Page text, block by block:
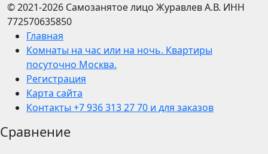
© 2021-2026 Самозанятое лицо Журавлев А.В. ИНН
772570635850
Главная
Комнаты на час или на ночь. Квартиры
посуточно Москва.
Регистрация
Карта сайта
Контакты +7 936 313 27 70 и для заказов
Сравнение